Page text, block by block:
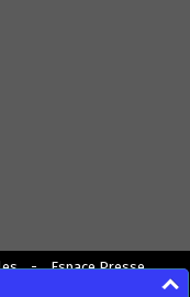
Espace Presse